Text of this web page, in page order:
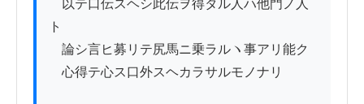
以テ口伝スヘシ此伝ヲ得タル人ハ他門ノ人
ト
論シ言ヒ募リテ尻馬ニ乗ラルヽ事アリ能ク
心得テ心ス口外スヘカラサルモノナリ